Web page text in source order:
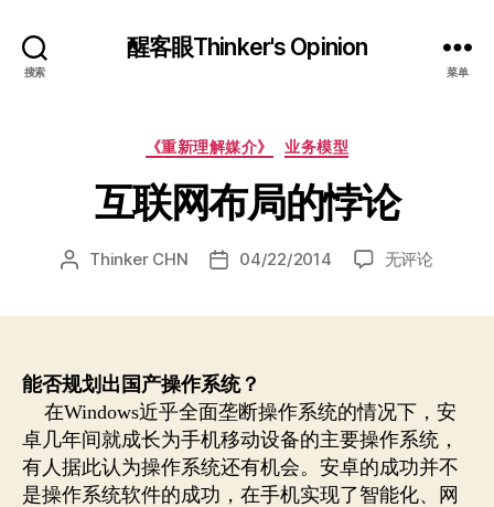
搜索
醒客眼Thinker's Opinion
菜单
分
《重新理解媒介》 业务模型
互联网布局的悖论
文 Thinker CHN
发 04/22/2014
互
悖
论
无评论
能否规划出国产操作系统？
在Windows近乎全面垄断操作系统的情况下，安
卓几年间就成长为手机移动设备的主要操作系统，
有人据此认为操作系统还有机会。安卓的成功并不
是操作系统软件的成功，在手机实现了智能化、网